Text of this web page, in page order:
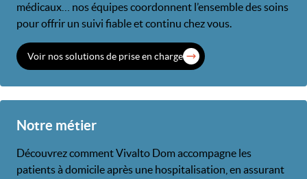
médicaux… nos équipes coordonnent l’ensemble des soins
pour offrir un suivi fiable et continu chez vous.
Voir nos solutions de prise en charge
Notre métier
Découvrez comment Vivalto Dom accompagne les
patients à domicile après une hospitalisation, en assurant